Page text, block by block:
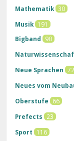
Mathematik 30
Musik 191
Bigband
90
Neue Sprachen 72
Neues vom
Oberstufe
66
Prefects
23
Sport
116